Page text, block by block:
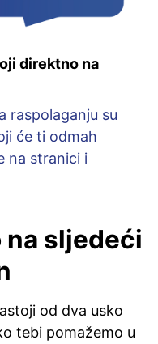
direktno na
raspolaganju su
će ti odmah
na stranici i
na sljedeći
od dva usko
tebi pomažemo u